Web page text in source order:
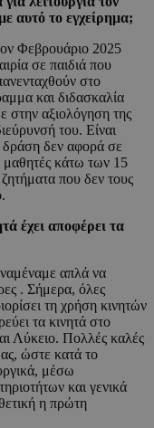
αυτό το εγχείρημα;
Φεβρουάριο 2025
σε παιδιά που
στο
και διδασκαλία
αξιολόγηση της
του. Είναι
δράση δεν αφορά σε
μαθητές κάτω των 15
που δεν τους
έχει αποφέρει τα
απλά να
. Σήμερα, όλες
τη χρήση κινητών
τα κινητά στο
Λύκειο. Πολλές καλές
ώστε κατά το
μέσω
και γενικά
η πρώτη